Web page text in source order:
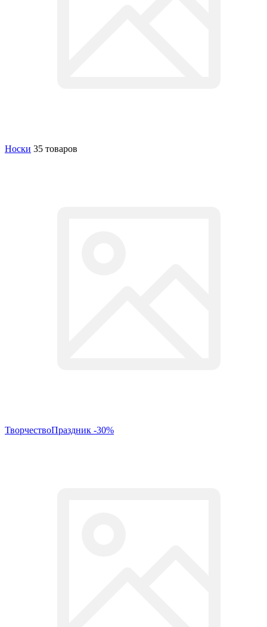
Носки 35 товаров
ТворчествоПраздник -30%